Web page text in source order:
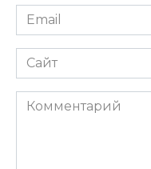
Email
*
Сайт
Комментарий